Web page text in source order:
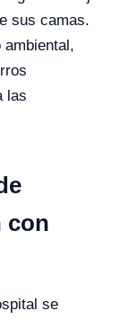
sus camas.
ambiental,
las
con
se